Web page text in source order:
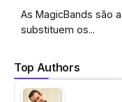
Top Authors
As MagicBands são
substituem os...